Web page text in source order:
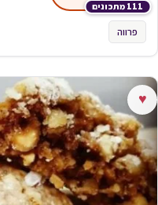
111 מתכונים
פרווה
♥